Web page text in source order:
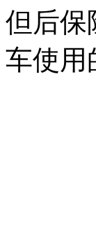
但后保
车使用